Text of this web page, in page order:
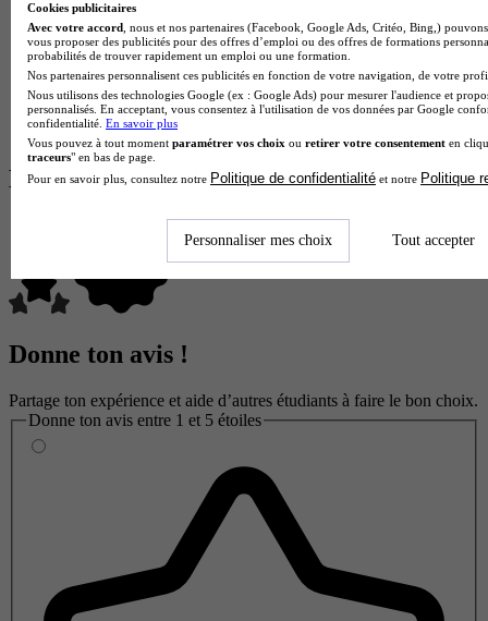
developpe une rigueur analytique et une capacite de resolution
de problemes complexes. les diplomes accedent aux plus
prestigieuses ecoles d'ingenieurs, aux metiers de recherche et
d'enseignement, ou explorent les secteurs de la finance et du
conseil avec une solide base scientifique.
Temps plein
En présentiel
Les avis sur Lycée Philibert Dessaignes
Donne ton avis !
Partage ton expérience et aide d’autres étudiants à faire le bon choix.
Donne ton avis entre 1 et 5 étoiles
Cookies publicitaires
Avec votre accord , nous et nos partenaires (Facebook, Google Ads, Critéo, Bing,)
vous proposer des publicités pour des offres d’emploi ou des offres de formations
probabilités de trouver rapidement un emploi ou une formation.
Nos partenaires personnalisent ces publicités en fonction de votre navigation, de votre
Nous utilisons des technologies Google (ex : Google Ads) pour mesurer l'audience et
personnalisés. En acceptant, vous consentez à l'utilisation de vos données par Google
confidentialité. En savoir plus
Vous pouvez à tout moment paramétrer vos choix ou retirer votre consentement en
traceurs" en bas de page.
Pour en savoir plus, consultez notre Politique de confidentialité et notre Politique
Personnaliser mes choix Tout accepter